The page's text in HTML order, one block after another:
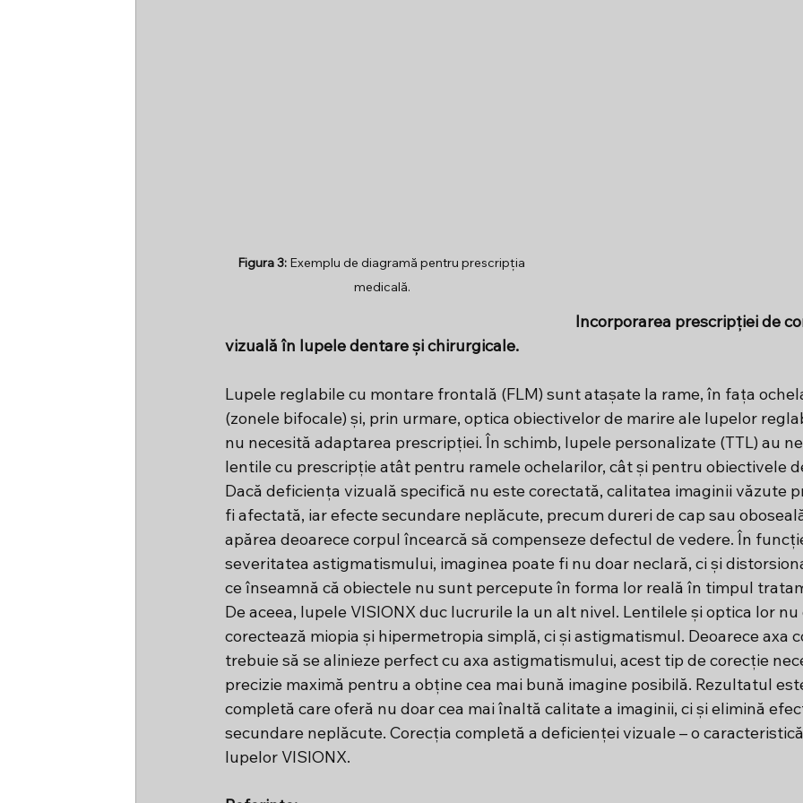
Figura 3: Exemplu de diagramă pentru prescripția
medicală.
Incorporarea prescripției de
vizuală în lupele dentare și chirurgicale.
Lupele reglabile cu montare frontală (FLM) sunt atașate la rame, în fața
(zonele bifocale) și, prin urmare, optica obiectivelor de marire ale lupelor
nu necesită adaptarea prescripției. În schimb, lupele personalizate (TTL) au
lentile cu prescripție atât pentru ramele ochelarilor, cât și pentru obiectivele
Dacă deficiența vizuală specifică nu este corectată, calitatea imaginii văzute
fi afectată, iar efecte secundare neplăcute, precum dureri de cap sau
apărea deoarece corpul încearcă să compenseze defectul de vedere. În
severitatea astigmatismului, imaginea poate fi nu doar neclară, ci și
ce înseamnă că obiectele nu sunt percepute în forma lor reală în timpul
De aceea, lupele VISIONX duc lucrurile la un alt nivel. Lentilele și optica lor nu
corectează miopia și hipermetropia simplă, ci și astigmatismul. Deoarece axa
trebuie să se alinieze perfect cu axa astigmatismului, acest tip de corecție
precizie maximă pentru a obține cea mai bună imagine posibilă. Rezultatul
completă care oferă nu doar cea mai înaltă calitate a imaginii, ci și elimină
secundare neplăcute. Corecția completă a deficienței vizuale – o
lupelor VISIONX.